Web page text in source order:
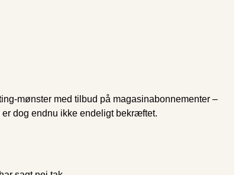
mønster med tilbud på magasinabonnementer –
dog endnu ikke endeligt bekræftet.